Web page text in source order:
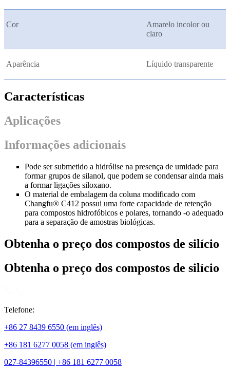
Cor
Amarelo incolor ou
claro
Aparência Líquido transparente
Características
Aplicações
Informações adicionais
Pode ser submetido a hidrólise na presença de umidade para
formar grupos de silanol, que podem se condensar ainda mais
a formar ligações siloxano.
O material de embalagem da coluna modificado com
Changfu® C412 possui uma forte capacidade de retenção
para compostos hidrofóbicos e polares, tornando -o adequado
para a separação de amostras biológicas.
Obtenha o preço dos compostos de silício
Obtenha o preço dos compostos de silício
Telefone:
+86 27 8439 6550 (em inglês)
+86 181 6277 0058 (em inglês)
027-84396550 | +86 181 6277 0058